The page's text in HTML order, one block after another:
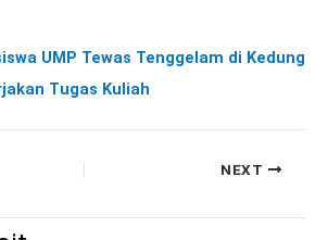
UMP Tewas Tenggelam di Kedung
Tugas Kuliah
NEXT